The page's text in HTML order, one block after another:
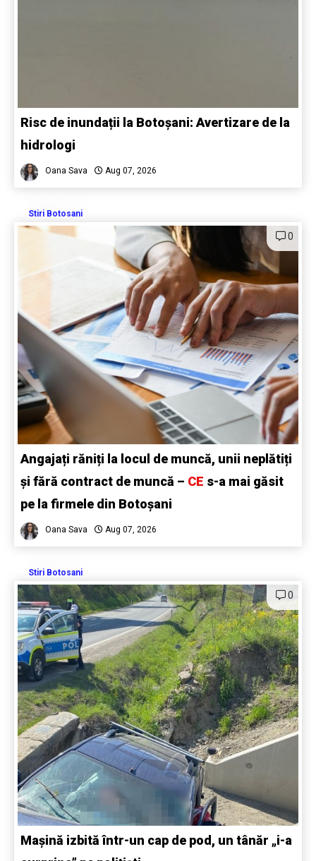
Risc de inundații la Botoșani: Avertizare de la
hidrologi
Oana Sava Aug 07, 2026
Stiri Botosani
0
Angajați răniți la locul de muncă, unii neplătiți
și fără contract de muncă – CE s-a mai găsit
pe la firmele din Botoșani
Oana Sava Aug 07, 2026
Stiri Botosani
0
Mașină izbită într-un cap de pod, un tânăr „i-a